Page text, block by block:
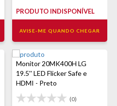
PRODUTO INDISPONÍVEL
AVISE-ME QUANDO CHEGAR
Monitor 20MK400H LG
19.5'' LED Flicker Safe e
HDMI - Preto
(0)